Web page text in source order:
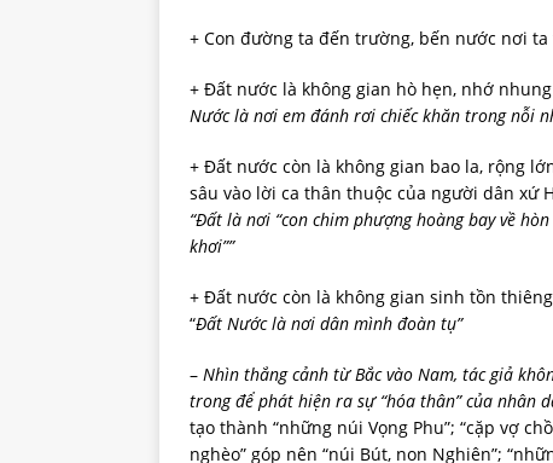
+ Con đường ta đến trường, bến nước nơi
+ Đất nước là không gian hò hẹn, nhớ
Nước là nơi em đánh rơi chiếc khăn trong nỗi
+ Đất nước còn là không gian bao la, rộng
sâu vào lời ca thân thuộc của người dân xứ
“Đất là nơi “con chim phượng hoàng bay về
khơi””
+ Đất nước còn là không gian sinh tồn
“Đất Nước là nơi dân mình đoàn tụ”
– Nhìn thắng cảnh từ Bắc vào Nam, tác giả
trong để phát hiện ra sự “hóa thân” của nhân
tạo thành “những núi Vọng Phu”; “cặp vợ
nghèo” góp nên “núi Bút, non Nghiên”;